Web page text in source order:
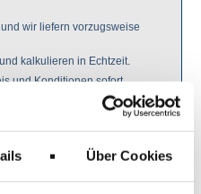
Über Cookies
wir liefern vorzugsweise
kalkulieren in Echtzeit.
und Konditionen sofort.
im Euro Maß auch nach
ab Lager.